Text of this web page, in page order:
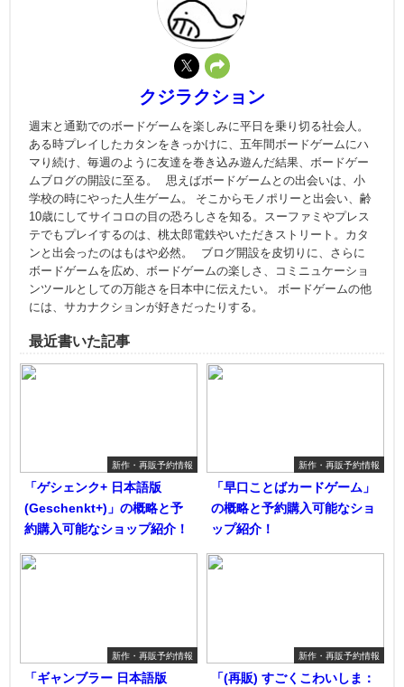
クジラクション
週末と通勤でのボードゲームを楽しみに平日を乗り切る社会人。
ある時プレイしたカタンをきっかけに、五年間ボードゲームにハ
マり続け、毎週のように友達を巻き込み遊んだ結果、ボードゲー
ムブログの開設に至る。 思えばボードゲームとの出会いは、小
学校の時にやった人生ゲーム。 そこからモノポリーと出会い、齢
10歳にしてサイコロの目の恐ろしさを知る。スーファミやプレス
テでもプレイするのは、桃太郎電鉄やいただきストリート。カタ
ンと出会ったのはもはや必然。 ブログ開設を皮切りに、さらに
ボードゲームを広め、ボードゲームの楽しさ、コミニュケーショ
ンツールとしての万能さを日本中に伝えたい。 ボードゲームの他
には、サカナクションが好きだったりする。
最近書いた記事
新作・再販予約情報
「ゲシェンク+ 日本語版
(Geschenkt+)」の概略と予
約購入可能なショップ紹介！
新作・再販予約情報
「早口ことばカードゲーム」
の概略と予約購入可能なショ
ップ紹介！
新作・再販予約情報
「ギャンブラー 日本語版
新作・再販予約情報
「(再販) すごくこわいしま：